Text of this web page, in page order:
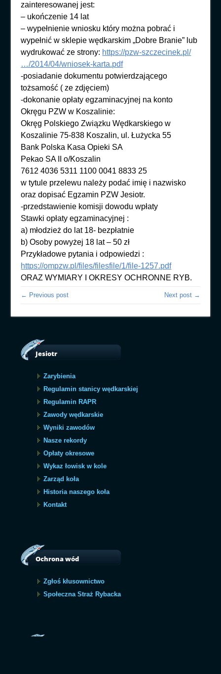
zainteresowanej jest:
– ukończenie 14 lat
– wypełnienie wniosku który można pobrać i
wypełnić w sklepie wędkarskim „Dobre Branie” lub
wydrukować ze strony: https://pzw-szczecinek.pl/
…/2014/04/wniosek-karta.pdf
-posiadanie dokumentu potwierdzającego
tożsamość ( ze zdjęciem)
-dokonanie opłaty egzaminacyjnej na konto
Okręgu PZW w Koszalinie:
Okręg Polskiego Związku Wędkarskiego w
Koszalinie 75-838 Koszalin, ul. Łużycka 55
Bank Polska Kasa Opieki SA
Pekao SA II o/Koszalin
7612 4036 5311 1100 0041 8833 25
w tytule przelewu należy podać imię i nazwisko
oraz dopisać Egzamin PZW Jesiotr.
-przedstawienie komisji dowodu wpłaty
Stawki opłaty egzaminacyjnej :
a) młodzież do lat 18- bezpłatnie
b) Osoby powyżej 18 lat – 50 zł
Przykładowe pytania i odpowiedzi :
https://ompzw.pl/files/filesfile/1/file-1257.pdf
ORAZ WYMIARY I OKRESY OCHRONNE RYB.
← Previous post Next post →
Jesiotr
Zarybienia
Regulamin stanicy wędkarskiej
Regulamin RAPR
Zawody wędkarskie
Wyniki zawodów
Nasze rekordy
Opłaty okresowe
Wykaz łowisk w kole
Zarząd koła
Historia naszego koła
Kontakt
Ochrona wód
Zgłoś kłusownictwo
Społeczna Straż Rybacka